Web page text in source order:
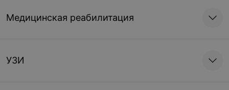
Медицинская реабилитация
УЗИ